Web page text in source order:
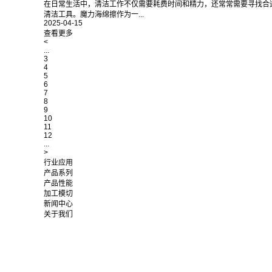
在日常生活中，清洁工作不仅需要耗费时间和精力，还常常需要寻找合
清洁工具。魔力海绵擦作为一...
2025-04-15
查看更多
<
...
3
4
5
6
7
8
9
10
11
12
...
>
行业应用
产品系列
产品性能
加工模切
新闻中心
关于我们